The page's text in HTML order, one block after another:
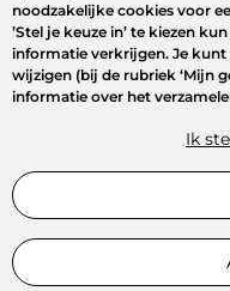
noodzakelijke cookies voor
’Stel je keuze in’ te kiezen
informatie verkrijgen. Je
wijzigen (bij de rubriek ‘Mijn
informatie over het
Ik